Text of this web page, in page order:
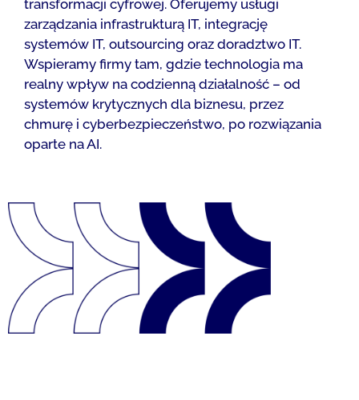
transformacji cyfrowej. Oferujemy usługi
zarządzania infrastrukturą IT, integrację
systemów IT, outsourcing oraz doradztwo IT.
Wspieramy firmy tam, gdzie technologia ma
realny wpływ na codzienną działalność – od
systemów krytycznych dla biznesu, przez
chmurę i cyberbezpieczeństwo, po rozwiązania
oparte na AI.